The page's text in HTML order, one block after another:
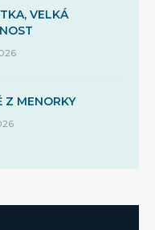
VELKÁ
Z MENORKY